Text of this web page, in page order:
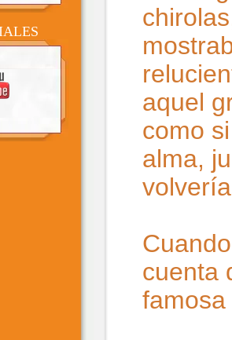
aquel
como
alma,
cuenta